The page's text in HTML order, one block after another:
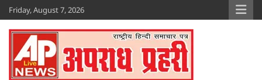
Skip
to
content
Friday, August 7, 2026